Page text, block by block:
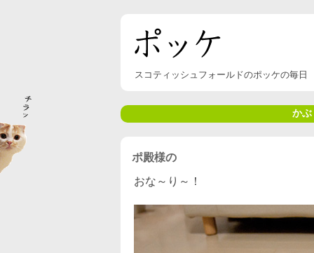
スコティッシュフォールドのポッケの毎日
かぶ
ポ殿様の
おな～り～！